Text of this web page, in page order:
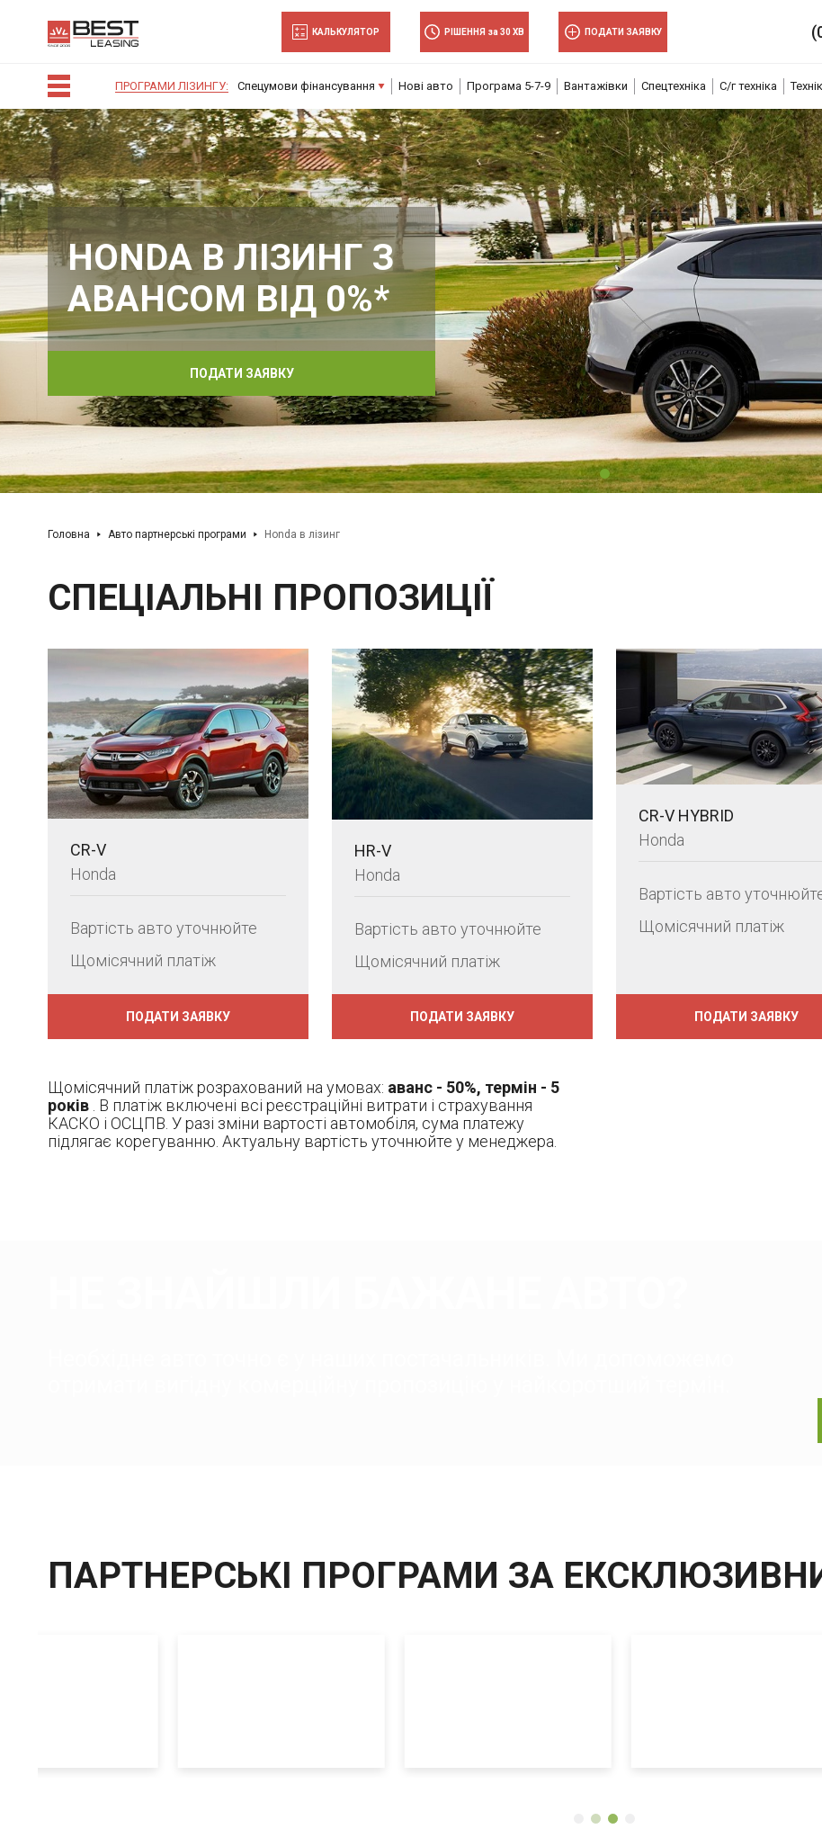
КАЛЬКУЛЯТОР РІШЕННЯ за 30 ХВ ПОДАТИ ЗАЯВКУ
ПРОГРАМИ ЛІЗИНГУ: Спецумови фінансування Нові авто Програма 5-7-9 Вантажівки Спецтехніка С/г техніка
HONDA В ЛІЗИНГ З
АВАНСОМ ВІД 0%*
ПОДАТИ ЗАЯВКУ
Головна Авто партнерські програми Honda в лізинг
СПЕЦІАЛЬНІ ПРОПОЗИЦІЇ
CR-V
Honda
Вартість авто уточнюйте
Щомісячний платіж
ПОДАТИ ЗАЯВКУ
HR-V
Honda
Вартість авто уточнюйте
Щомісячний платіж
ПОДАТИ ЗАЯВКУ
CR-V HYBRID
Honda
Вартість авто
Щомісячний платіж
ПОДАТИ ЗАЯВКУ
Щомісячний платіж розрахований на умовах: аванс - 50%, термін - 5
років . В платіж включені всі реєстраційні витрати і страхування
КАСКО і ОСЦПВ. У разі зміни вартості автомобіля, сума платежу
підлягає корегуванню. Актуальну вартість уточнюйте у менеджера.
ПАРТНЕРСЬКІ ПРОГРАМИ ЗА